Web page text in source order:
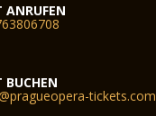
ANRUFEN
BUCHEN
tickets.com